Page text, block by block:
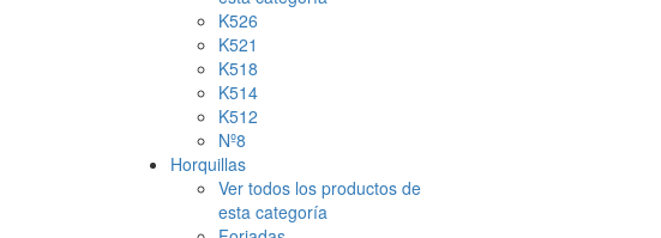
K526
K521
K518
K514
K512
Nº8
Horquillas
Ver todos los productos de
esta categoría